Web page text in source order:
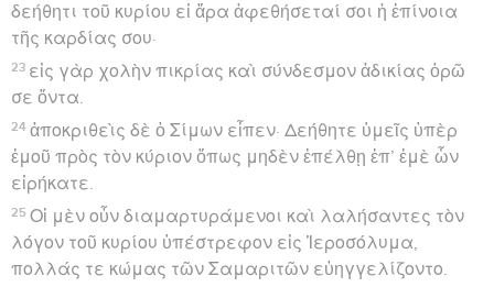
δεήθητι τοῦ κυρίου εἰ ἄρα ἀφεθήσεταί σοι ἡ ἐπίνοια
τῆς καρδίας σου·
23 εἰς γὰρ χολὴν πικρίας καὶ σύνδεσμον ἀδικίας ὁρῶ
σε ὄντα.
24 ἀποκριθεὶς δὲ ὁ Σίμων εἶπεν· Δεήθητε ὑμεῖς ὑπὲρ
ἐμοῦ πρὸς τὸν κύριον ὅπως μηδὲν ἐπέλθῃ ἐπ’ ἐμὲ ὧν
εἰρήκατε.
25 Οἱ μὲν οὖν διαμαρτυράμενοι καὶ λαλήσαντες τὸν
λόγον τοῦ κυρίου ὑπέστρεφον εἰς Ἱεροσόλυμα,
πολλάς τε κώμας τῶν Σαμαριτῶν εὐηγγελίζοντο.